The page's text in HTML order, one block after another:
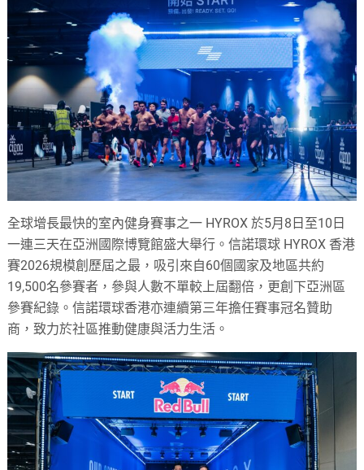
全球增長最快的室內健身賽事之一 HYROX 於5月8日至10日
一連三天在亞洲國際博覽館盛大舉行。信諾環球 HYROX 香港
賽2026規模創歷屆之最，吸引來自60個國家及地區共約
19,500名參賽者，參與人數不單較上屆翻倍，更創下亞洲區
參賽紀錄。信諾環球香港亦連續第三年擔任賽事冠名贊助
商，致力於社區推動健康與活力生活。